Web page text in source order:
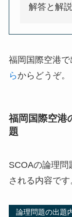
解答と解
福岡国際空港
ら からどうぞ。
福岡国際空港
題
SCOAの論理問
される内容です
論理問題の出題